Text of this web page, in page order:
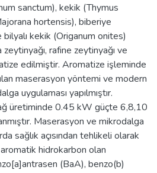
sanctum), kekik (Thymus
hortensis), biberiye
kekik (Origanum onites)
zeytinyağı, rafine zeytinyağı ve
edilmiştir. Aromatize işleminde
maserasyon yöntemi ve modern
uygulaması yapılmıştır.
üretiminde 0.45 kW güçte 6,8,10
Maserasyon ve mikrodalga
sağlık açısından tehlikeli olarak
aromatik hidrokarbon olan
(BaA), benzo(b)